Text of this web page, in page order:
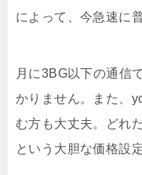
によって、今急速に
月に3BG以下の通信
かりません。また、
む方も大丈夫。どれ
という大胆な価格設